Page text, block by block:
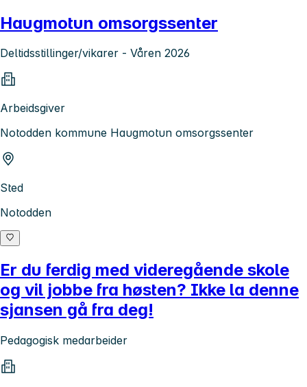
Haugmotun omsorgssenter
Deltidsstillinger/vikarer - Våren 2026
Arbeidsgiver
Notodden kommune Haugmotun omsorgssenter
Sted
Notodden
Er du ferdig med videregående skole
og vil jobbe fra høsten? Ikke la denne
sjansen gå fra deg!
Pedagogisk medarbeider